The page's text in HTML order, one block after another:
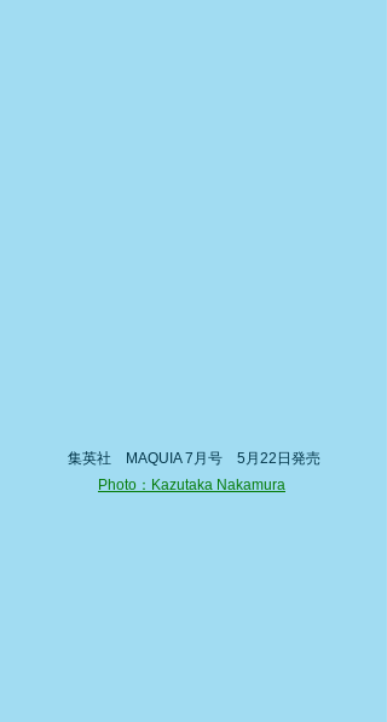
集英社　MAQUIA 7月号　5月22日発売
Photo：Kazutaka Nakamura